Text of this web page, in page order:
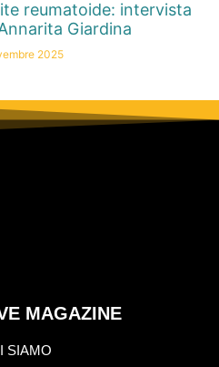
reumatoide: intervista
Giardina
2025
MAGAZINE
SIAMO